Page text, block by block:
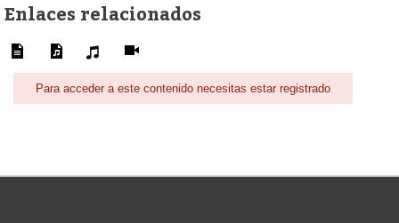
Enlaces relacionados
Para acceder a este contenido necesitas estar registrado